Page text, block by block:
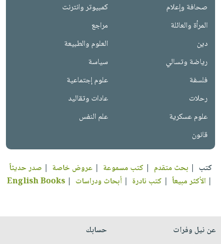
صحافة وإعلام
كمبيوتر وانترنت
المرأة والعائلة
مراجع
دين
العلوم والطبيعة
رياضة وتسالي
سياسة
فلسفة
علوم إجتماعية
رحلات
عادات وتقاليد
علوم عسكرية
علم النفس
قانون
كتب | بحث متقدم | كتب مسموعة | عروض خاصة | صدر حديثاً
| الأكثر مبيعاً | كتب نادرة | أبحاث ودراسات |
English Books
عن نيل وفرات
حسابك